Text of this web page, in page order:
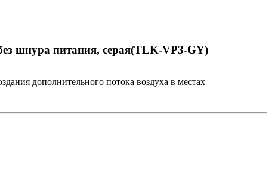
шнура питания, серая(TLK-VP3-GY)
дополнительного потока воздуха в местах